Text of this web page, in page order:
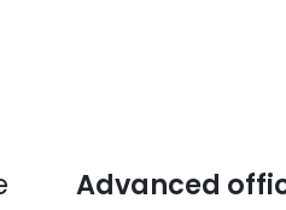
Advanced